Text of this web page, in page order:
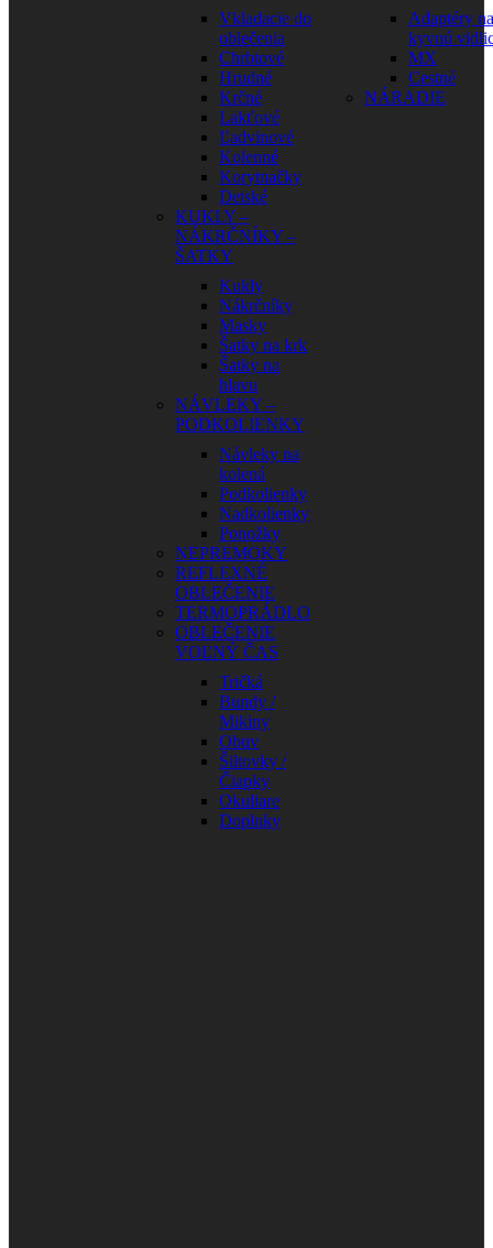
Vkladacie do
oblečenia
Chrbtové
Hrudné
Krčné
Lakťové
Ľadvinové
Kolenné
Korytnačky
Detské
KUKLY –
NÁKRČNÍKY –
ŠATKY
Kukly
Nákrčníky
Masky
Šatky na krk
Šatky na
hlavu
NÁVLEKY –
PODKOLIENKY
Návleky na
kolená
Podkolienky
Nadkolienky
Ponožky
NEPREMOKY
REFLEXNÉ
OBLEČENIE
TERMOPRÁDLO
OBLEČENIE
VOĽNÝ ČAS
Tričká
Bundy /
Mikiny
Obuv
Šiltovky /
Čiapky
Okuliare
Doplnky
Adaptéry na
kyvnú
MX
Cestné
NÁRADIE